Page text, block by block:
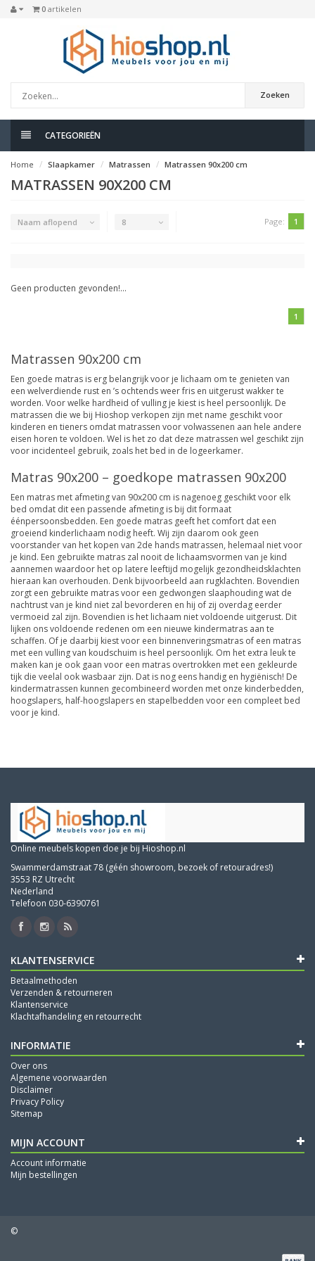
0 artikelen
Zoeken
CATEGORIEËN
Home Slaapkamer Matrassen Matrassen 90x200 cm
MATRASSEN 90X200 CM
Naam aflopend 8 Page: 1
Geen producten gevonden!...
1
Matrassen 90x200 cm
Een goede matras is erg belangrijk voor je lichaam om te genieten van
een welverdiende rust en ’s ochtends weer fris en uitgerust wakker te
worden. Voor welke hardheid of vulling je kiest is heel persoonlijk. De
matrassen die we bij Hioshop verkopen zijn met name geschikt voor
kinderen en tieners omdat matrassen voor volwassenen aan hele andere
eisen horen te voldoen. Wel is het zo dat deze matrassen wel geschikt zijn
voor incidenteel gebruik, zoals het bed in de logeerkamer.
Matras 90x200 – goedkope matrassen 90x200
Een matras met afmeting van 90x200 cm is nagenoeg geschikt voor elk
bed omdat dit een passende afmeting is bij dit formaat
éénpersoonsbedden. Een goede matras geeft het comfort dat een
groeiend kinderlichaam nodig heeft. Wij zijn daarom ook geen
voorstander van het kopen van 2de hands matrassen, helemaal niet voor
je kind. Een gebruikte matras zal nooit de lichaamsvormen van je kind
aannemen waardoor het op latere leeftijd mogelijk gezondheidsklachten
hieraan kan overhouden. Denk bijvoorbeeld aan rugklachten. Bovendien
zorgt een gebruikte matras voor een gedwongen slaaphouding wat de
nachtrust van je kind niet zal bevorderen en hij of zij overdag eerder
vermoeid zal zijn. Bovendien is het lichaam niet voldoende uitgerust. Dit
lijken ons voldoende redenen om een nieuwe kindermatras aan te
schaffen. Of je daarbij kiest voor een binnenveringsmatras of een matras
met een vulling van koudschuim is heel persoonlijk. Om het extra leuk te
maken kan je ook gaan voor een matras overtrokken met een gekleurde
tijk die veelal ook wasbaar zijn. Dat is nog eens handig en hygiënisch! De
kindermatrassen kunnen gecombineerd worden met onze kinderbedden,
hoogslapers, half-hoogslapers en stapelbedden voor een compleet bed
voor je kind.
Online meubels kopen doe je bij Hioshop.nl
Swammerdamstraat 78 (géén showroom, bezoek of retouradres!)
3553 RZ Utrecht
Nederland
Telefoon 030-6390761
KLANTENSERVICE
Betaalmethoden
Verzenden & retourneren
Klantenservice
Klachtafhandeling en retourrecht
INFORMATIE
Over ons
Algemene voorwaarden
Disclaimer
Privacy Policy
Sitemap
MIJN ACCOUNT
Account informatie
Mijn bestellingen
©